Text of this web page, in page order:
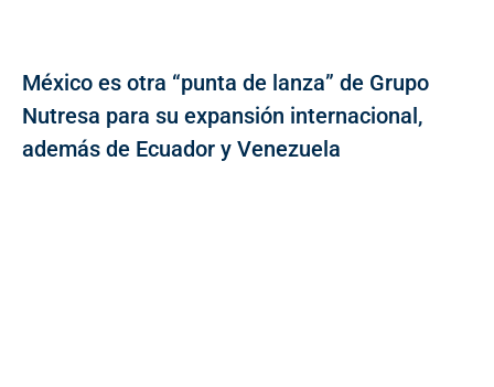
México es otra “punta de lanza” de Grupo
Nutresa para su expansión internacional,
además de Ecuador y Venezuela